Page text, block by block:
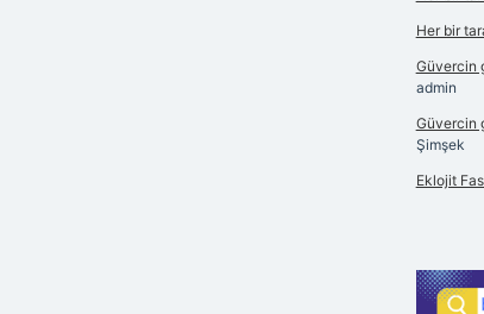
Her bir
Güvercin
admin
Güvercin
Şimşek
Eklojit